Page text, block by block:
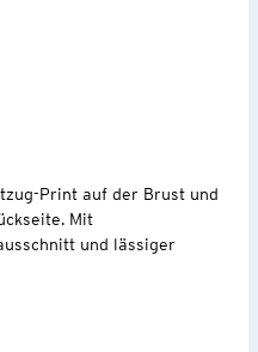
Print auf der Brust und
Mit
und lässiger